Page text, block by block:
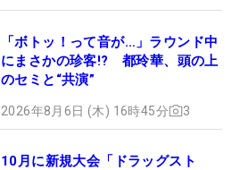
「ボトッ！って音が…」ラウンド中
にまさかの珍客!? 都玲華、頭の上
のセミと“共演”
2026年8月6日 (木) 16時45分 3
10月に新規大会「ドラッグスト